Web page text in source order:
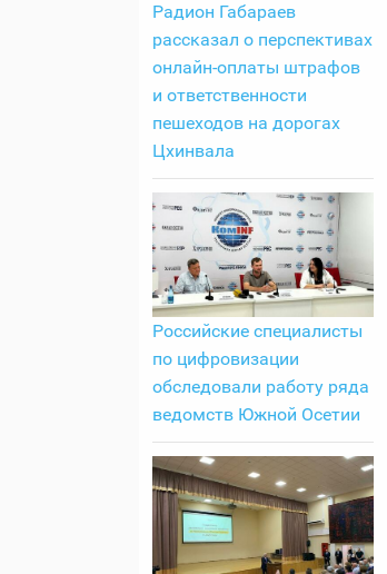
Радион Габараев
рассказал о перспективах
онлайн-оплаты штрафов
и ответственности
пешеходов на дорогах
Цхинвала
Российские специалисты
по цифровизации
обследовали работу ряда
ведомств Южной Осетии